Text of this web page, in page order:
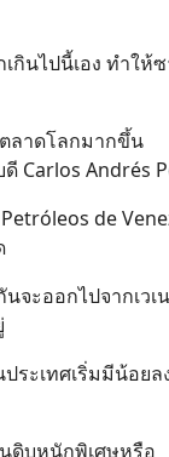
นไปนี้เอง ทำให้
ลาดโลกมากขึ้น
ดี Carlos
de
ะออกไปจากเวเ
ระเทศเริ่มมีน้อย
ดิบหนักพิเศษหรือ